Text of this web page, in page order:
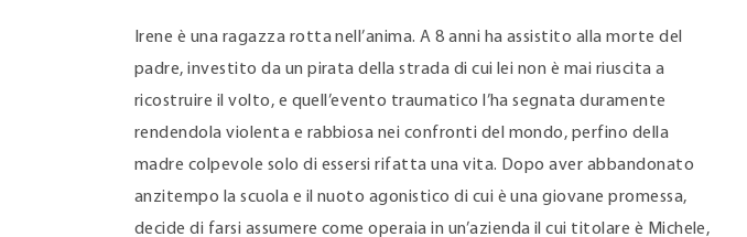
Irene è una ragazza rotta nell’anima. A 8 anni ha assistito alla morte del
padre, investito da un pirata della strada di cui lei non è mai riuscita a
ricostruire il volto, e quell’evento traumatico l’ha segnata duramente
rendendola violenta e rabbiosa nei confronti del mondo, perfino della
madre colpevole solo di essersi rifatta una vita. Dopo aver abbandonato
anzitempo la scuola e il nuoto agonistico di cui è una giovane promessa,
decide di farsi assumere come operaia in un’azienda il cui titolare è Michele,